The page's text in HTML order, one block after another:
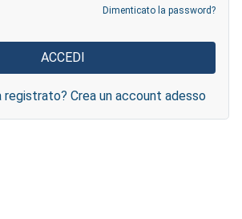
Dimenticato la password?
registrato? Crea un account adesso